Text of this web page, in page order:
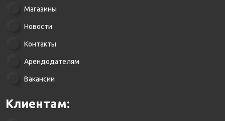
Магазины
Новости
Контакты
Арендодателям
Вакансии
Клиентам: